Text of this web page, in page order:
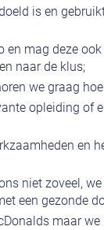
is en
en mag deze
naar de klus;
we graag
opleiding of
en
ons niet zoveel,
een gezonde
maar